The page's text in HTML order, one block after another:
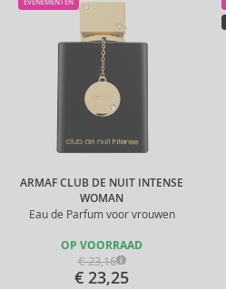
ARMAF CLUB DE NUIT INTENSE
WOMAN
Eau de Parfum voor vrouwen
EVENEMENTEN
OP VOORRAAD
€ 23,16
€ 23,25